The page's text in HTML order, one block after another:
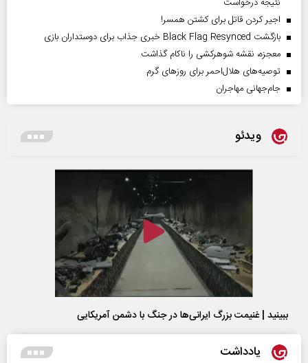
اجیر کردن قاتل برای کشتن همسر!
بازگشت Black Flag Resynced خبری جذاب برای دوستداران بازی
معجزه، نقشه شوهرکشی را ناکام گذاشت
توصیه‌های هلال‌احمر برای روز‌های گرم
جام‌جهانی مهاجران
ویدئو
ببینید | غنیمت بزرگ ایرانی‌ها در جنگ با دشمن آمریکایی
یادداشت